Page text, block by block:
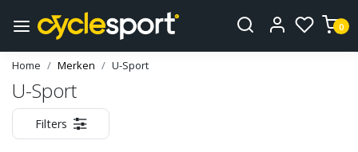
0
Home Merken U-Sport
U-Sport
Filters